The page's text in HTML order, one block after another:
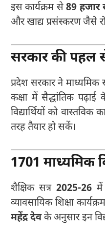
इस कार्यक्रम से89 हजार
और खाद्य प्रसंस्करण जैसे
सरकार की पहल
प्रदेश सरकार ने
कक्षा में सैद्धांतिक पढ़ाई
विद्यार्थियों को
तरह तैयार हो सकें।
1701 माध्यमिक
शैक्षिक सत्र 2025-26में
व्यावसायिक शिक्षा
महेंद्र देवके अनुसार इन